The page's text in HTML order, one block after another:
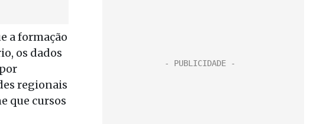
a formação
os dados
regionais
que cursos